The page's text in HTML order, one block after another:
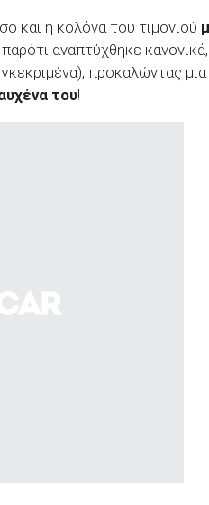
και η κολόνα του τιμονιού
αναπτύχθηκε
προκαλώντας
του!